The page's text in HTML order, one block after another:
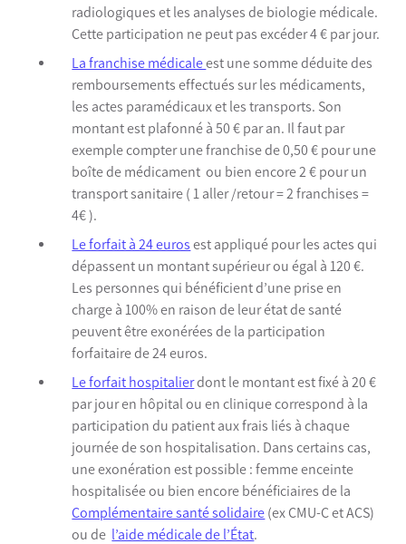
radiologiques et les analyses de biologie médicale.
Cette participation ne peut pas excéder 4 € par jour.
La franchise médicaleest une somme déduite des
remboursements effectués sur les médicaments,
les actes paramédicaux et les transports. Son
montant est plafonné à 50 € par an. Il faut par
exemple compter une franchise de 0,50 € pour une
boîte de médicament ou bien encore 2 € pour un
transport sanitaire ( 1 aller /retour = 2 franchises =
4€ ).
Le forfait à 24 euros est appliqué pour les actes qui
dépassent un montant supérieur ou égal à 120 €.
Les personnes qui bénéficient d’une prise en
charge à 100% en raison de leur état de santé
peuvent être exonérées de la participation
forfaitaire de 24 euros.
Le forfait hospitalierdont le montant est fixé à 20 €
par jour en hôpital ou en clinique correspond à la
participation du patient aux frais liés à chaque
journée de son hospitalisation. Dans certains cas,
une exonération est possible : femme enceinte
hospitalisée ou bien encore bénéficiaires de la
Complémentaire santé solidaire (ex CMU-C et ACS)
ou de l’aide médicale de l’État.